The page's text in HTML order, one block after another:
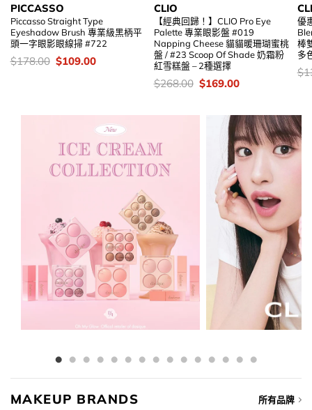
PICCASSO
Piccasso Straight Type
Eyeshadow Brush 專業級黑柄平
頭一字眼影眼線掃 #722
價
$178.00 Original
$109.00Current
CLIO
【經典回歸！】CLIO Pro Eye
Palette 專業眼影盤 #019
Napping Cheese 貓貓暖珊瑚蜜桃
盤 / #23 Scoop Of Shade 奶霜粉
紅雪糕盤 – 2種選擇
價
$268.00 Original
$268.00.
$169.00Current
$169.00.
優
棒
多
價
$
MAKEUP BRANDS 所有品牌